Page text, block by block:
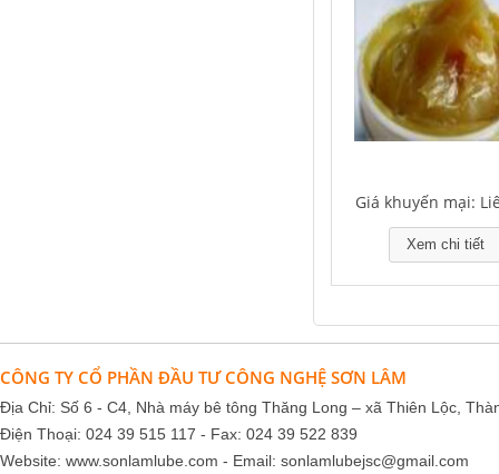
Giá khuyến mại:
Xem chi tiết
Falcon S-103C Dầu chống rỉ chất
lượng cao – Green color long
period anti-rust agent
Giá khuyến mại: Liên hệ
CÔNG TY CỔ PHẦN ĐẦU TƯ CÔNG NGHỆ SƠN LÂM
Địa Chỉ: Số 6 - C4, Nhà máy bê tông Thăng Long – xã Thiên Lộc,
Điện Thoại: 024 39 515 117 - Fax: 024 39 522 839
Website: www.sonlamlube.com - Email: sonlamlubejsc@gmail.com